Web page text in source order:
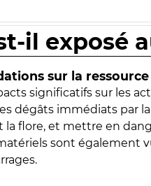
il exposé
sur la
significatifs sur les
dégâts immédiats par
flore, et mettre en
sont également